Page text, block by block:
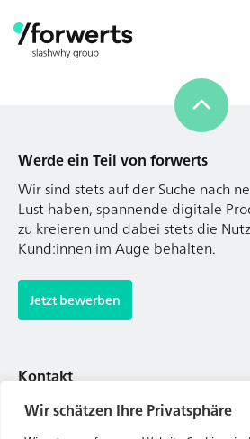
Wir schätzen Ihre Privatsphäre
Werde ein Teil von forwerts
Wir sind stets auf der Suche nach
Lust haben, spannende digitale
zu kreieren und dabei stets die
Jetzt bewerben
Tel. Zentrale: +49 (69) 27273681
E-Mail: kontakt@forwerts.com
60311 Frankfurt am Main
Werde ein Teil von forwerts
Wir sind stets auf der Suche nach
Lust haben, spannende digitale
zu kreieren und dabei stets die
Kund:innen im Auge behalten.
Jetzt bewerben
Kontakt
Tel. Zentrale: +49 (69) 27273681
E-Mail: kontakt@forwerts.com